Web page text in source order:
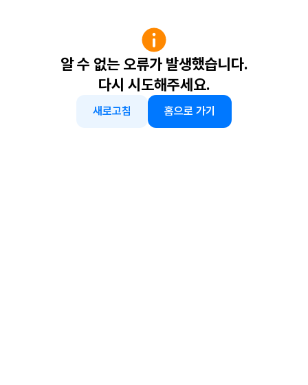
알 수 없는 오류가 발생했습니다.
다시 시도해주세요.
새로고침 홈으로 가기